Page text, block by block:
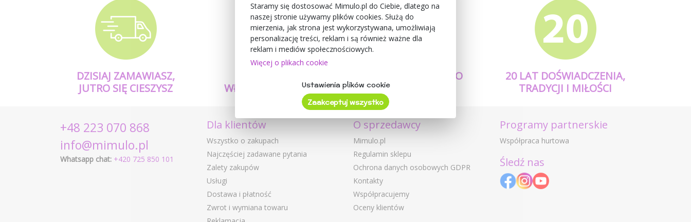
DZISIAJ ZAMAWIASZ,
JUTRO SIĘ CIESZYSZ
WŁASNE PRODUKTY
BEZPIECZEŃSTWO
20 LAT DOŚWIADCZENIA,
TRADYCJI I MIŁOŚCI
+48 223 070 868
info@mimulo.pl
Whatsapp chat: +420 725 850 101
Dla klientów
Wszystko o zakupach
Najczęściej zadawane pytania
Zalety zakupów
Usługi
Dostawa i płatność
Zwrot i wymiana towaru
O sprzedawcy
Mimulo.pl
Regulamin sklepu
Ochrona danych osobowych GDPR
Kontakty
Współpracujemy
Oceny klientów
Programy partnerskie
Współpraca hurtowa
Śledź nas
Staramy się dostosować Mimulo.pl do Ciebie, dlatego na
naszej stronie używamy plików cookies. Służą do
mierzenia, jak strona jest wykorzystywana, umożliwiają
personalizację treści, reklam i są również ważne dla
reklam i mediów społecznościowych.
Więcej o plikach cookie
Ustawienia plików cookie
Zaakceptuj wszystko